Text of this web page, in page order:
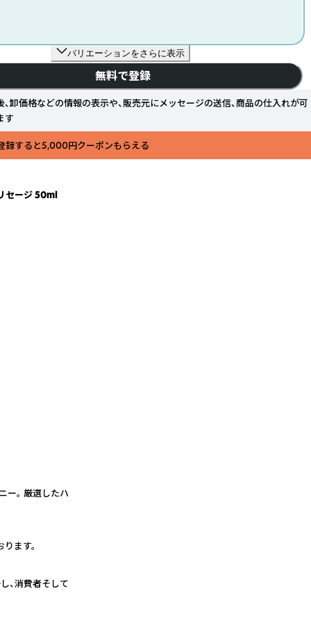
バリエーションをさらに表示
無料で登録
、卸価格などの情報の表示や、販売元にメッセージの送信、商品の仕入れが可
す
登録すると5,000円クーポンもらえる
セージ 50ml
ー。 厳選したハ
ます。
、消費者そして